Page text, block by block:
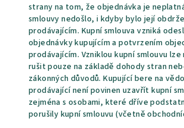
strany na tom, že objednávka je
smlouvy nedošlo, i kdyby bylo její
prodávajícím. Kupní smlouva vzniká
objednávky kupujícím a potvrzením
prodávajícím. Vzniklou kupní smlouvu
rušit pouze na základě dohody stran
zákonných důvodů. Kupující bere na
prodávající není povinen uzavřít kupní
zejména s osobami, které dříve
porušily kupní smlouvu (včetně